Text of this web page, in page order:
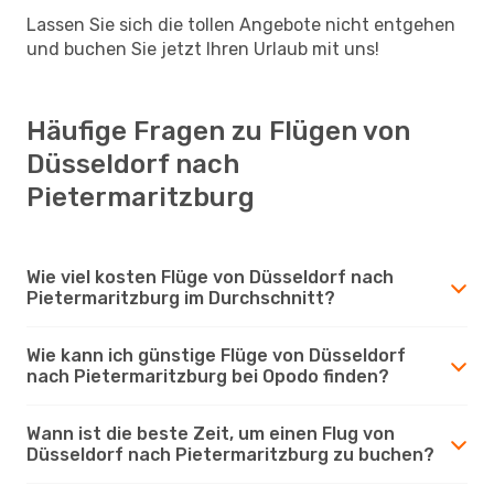
Lassen Sie sich die tollen Angebote nicht entgehen
und buchen Sie jetzt Ihren Urlaub mit uns!
Häufige Fragen zu Flügen von
Düsseldorf nach
Pietermaritzburg
Wie viel kosten Flüge von Düsseldorf nach
Pietermaritzburg im Durchschnitt?
Wie kann ich günstige Flüge von Düsseldorf
nach Pietermaritzburg bei Opodo finden?
Wann ist die beste Zeit, um einen Flug von
Düsseldorf nach Pietermaritzburg zu buchen?